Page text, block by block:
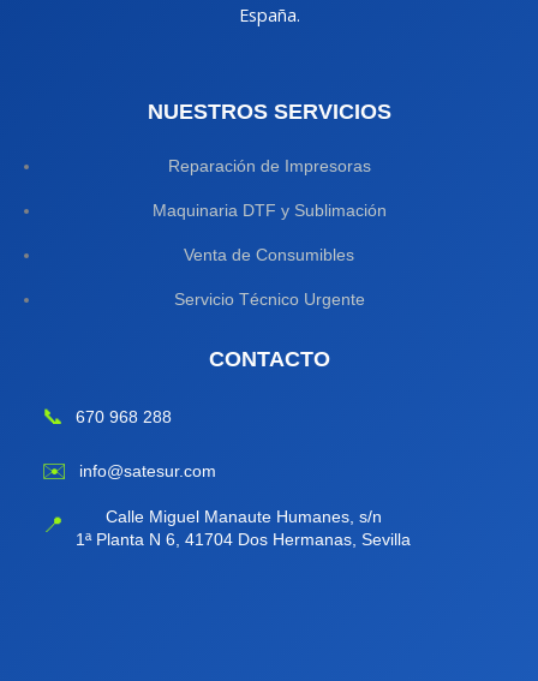
España.
NUESTROS SERVICIOS
Reparación de Impresoras
Maquinaria DTF y Sublimación
Venta de Consumibles
Servicio Técnico Urgente
CONTACTO
📞 670 968 288
✉️ info@satesur.com
📍
Calle Miguel Manaute Humanes, s/n
1ª Planta N 6, 41704 Dos Hermanas, Sevilla